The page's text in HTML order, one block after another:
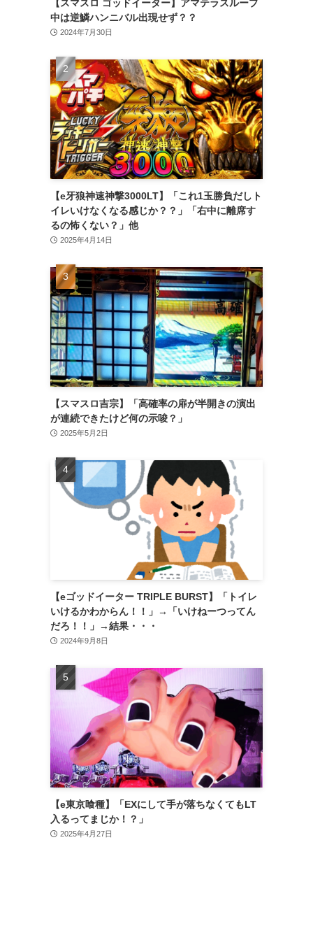
【スマスロ ゴッドイーター】アマテラスループ
中は逆鱗ハンニバル出現せず？？
2024年7月30日
【e牙狼神速神撃3000LT】「これ1玉勝負だしト
イレいけなくなる感じか？？」「右中に離席す
るの怖くない？」他
2025年4月14日
【スマスロ吉宗】「高確率の扉が半開きの演出
が連続できたけど何の示唆？」
2025年5月2日
【eゴッドイーター TRIPLE BURST】「トイレ
いけるかわからん！！」→「いけねーつってん
だろ！！」→結果・・・
2024年9月8日
【e東京喰種】「EXにして手が落ちなくてもLT
入るってまじか！？」
2025年4月27日